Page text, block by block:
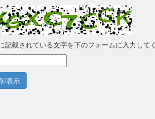
記載されている文字を下のフォームに入力して
/表示